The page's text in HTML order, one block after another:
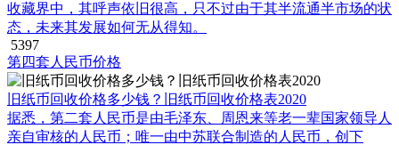
收藏界中，其呼声依旧很高，只不过由于其半流通半市场的状
态，未来其发展如何无从得知。
5397
第四套人民币价格
旧纸币回收价格多少钱？旧纸币回收价格表2020
据悉，第二套人民币是由毛泽东、周恩来等老一辈国家领导人
亲自审核的人民币；唯一由中苏联合制造的人民币，创下